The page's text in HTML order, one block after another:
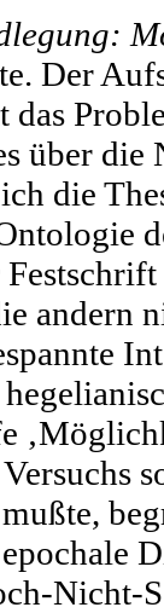
Der
das
über die
die
Festschrift
andern
Nicht-